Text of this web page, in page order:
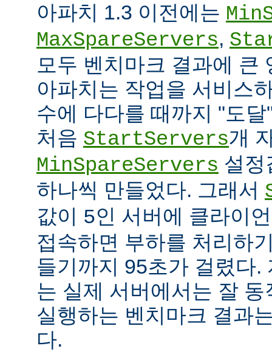
아파치 1.3 이전에는
MaxSpareServers,
모두 벤치마크 결과에 큰
아파치는 작업을 서비스
수에 다다를 때까지 "도
처음 StartServers개
MinSpareServers 설정
하나씩 만들었다. 그래서
값이 5인 서버에 클라이
접속하면 부하를 처리하
들기까지 95초가 걸렸다.
는 실제 서버에서는 잘
실행하는 벤치마크 결과
다.